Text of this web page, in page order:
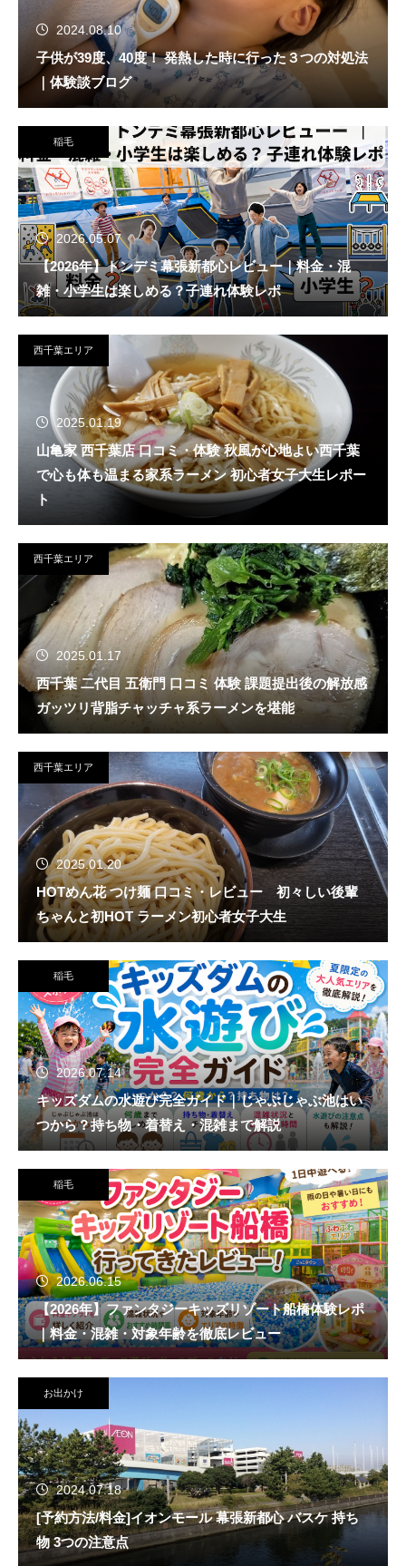
2024.08.10
子供が39度、40度！ 発熱した時に行った３つの対処法
｜体験談ブログ
稲毛
2026.05.07
【2026年】トンデミ幕張新都心レビュー｜料金・混
雑・小学生は楽しめる？子連れ体験レポ
西千葉エリア
2025.01.19
山亀家 西千葉店 口コミ・体験 秋風が心地よい西千葉
で心も体も温まる家系ラーメン 初心者女子大生レポー
ト
西千葉エリア
2025.01.17
西千葉 二代目 五衛門 口コミ 体験 課題提出後の解放感
ガッツリ背脂チャッチャ系ラーメンを堪能
西千葉エリア
2025.01.20
HOTめん花 つけ麺 口コミ・レビュー 初々しい後輩
ちゃんと初HOT ラーメン初心者女子大生
稲毛
2026.07.14
キッズダムの水遊び完全ガイド｜じゃぶじゃぶ池はい
つから？持ち物・着替え・混雑まで解説
稲毛
2026.06.15
【2026年】ファンタジーキッズリゾート船橋体験レポ
｜料金・混雑・対象年齢を徹底レビュー
お出かけ
2024.07.18
[予約方法/料金]イオンモール 幕張新都心 バスケ 持ち
物 3つの注意点